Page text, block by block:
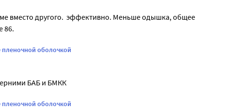
вместо другого.  эффективно. Меньше одышка, общее
86.
оболочкой
БАБ и БМКК
оболочкой